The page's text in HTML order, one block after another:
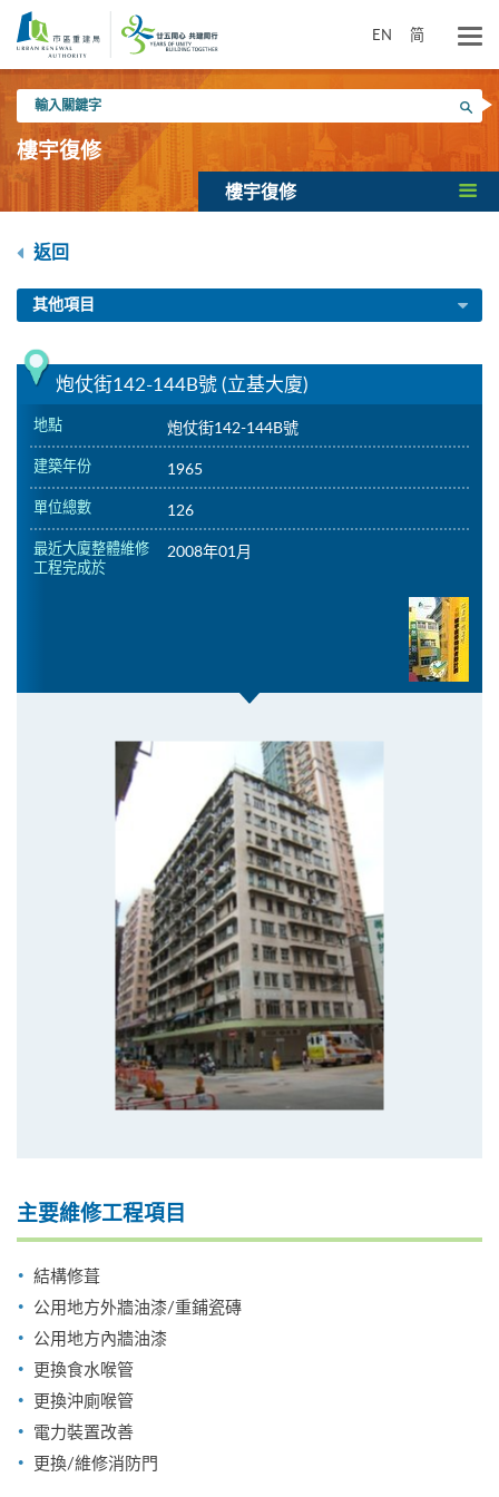
內
EN 简
入
關
鍵
搜尋
樓宇復修
樓宇復修
返回
其他項目
炮仗街142-144B號 (立基大廈)
地點 炮仗街142-144B號
建築年份 1965
單位總數 126
最近大廈整體維修
工程完成於
2008年01月
主要維修工程項目
結構修葺
公用地方外牆油漆/重鋪瓷磚
公用地方內牆油漆
更換食水喉管
更換沖廁喉管
電力裝置改善
更換/維修消防門